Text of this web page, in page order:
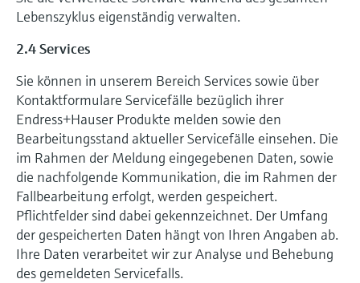
Lebenszyklus eigenständig verwalten.
2.4 Services
Sie können in unserem Bereich Services sowie über
Kontaktformulare Servicefälle bezüglich ihrer
Endress+Hauser Produkte melden sowie den
Bearbeitungsstand aktueller Servicefälle einsehen. Die
im Rahmen der Meldung eingegebenen Daten, sowie
die nachfolgende Kommunikation, die im Rahmen der
Fallbearbeitung erfolgt, werden gespeichert.
Pflichtfelder sind dabei gekennzeichnet. Der Umfang
der gespeicherten Daten hängt von Ihren Angaben ab.
Ihre Daten verarbeitet wir zur Analyse und Behebung
des gemeldeten Servicefalls.